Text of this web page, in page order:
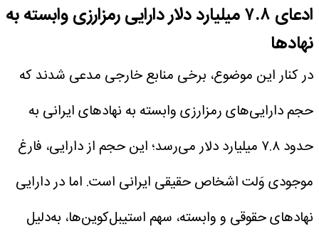
ادعای ۷.۸ میلیارد دلار دارایی رمزارزی وابسته به
نهادها
در کنار این موضوع، برخی منابع خارجی مدعی شدند که
حجم دارایی‌های رمزارزی وابسته به نهادهای ایرانی به
حدود ۷.۸ میلیارد دلار می‌رسد؛ این حجم از دارایی، فارغ
موجودی وَلت اشخاص حقیقی ایرانی است. اما در دارایی
نهادهای حقوقی و وابسته، سهم استیبل‌کوین‌ها، به‌دلیل